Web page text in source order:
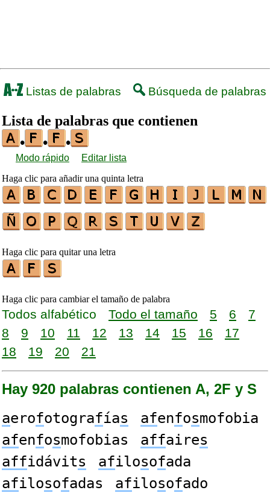
Listas de palabras Búsqueda de palabras
Lista de palabras que contienen
•
• •
Modo rápido
Editar lista
Haga clic para añadir una quinta letra
Haga clic para quitar una letra
Haga clic para cambiar el tamaño de palabra
Todos alfabético Todo el tamaño 5 6
7
8
9 10 11 12 13 14 15 16
17
18
19 20 21
Hay 920 palabras contienen A, 2F y S
aerofotografías afenfosmofobia
afenfosmofobias affaires
affidávits afilosofada
afilosofadas afilosofado